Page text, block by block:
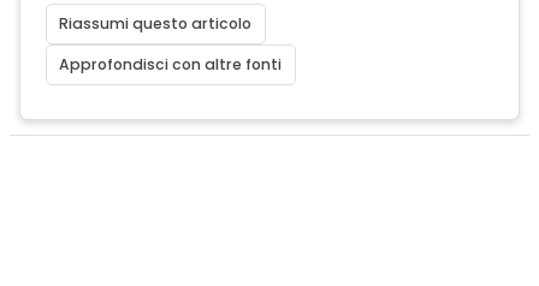
Riassumi questo articolo
Approfondisci con altre fonti